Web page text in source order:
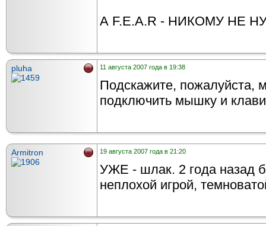
А F.E.A.R - НИКОМУ НЕ
pluha 11 августа 2007 года в 19:38
Подскажите, пожалуйста,
подключить мышку и
Armitron 19 августа 2007 года в 21:20
УЖЕ - шлак. 2 года назад
неплохой игрой,